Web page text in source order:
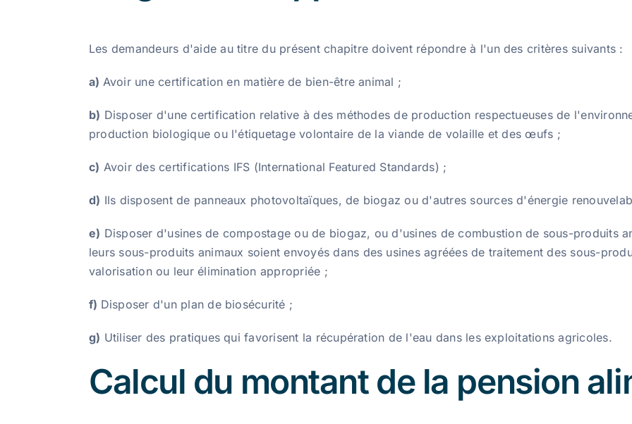
Les demandeurs d'aide au titre du présent chapitre doivent répondre à l'un des critères suivants :
a) Avoir une certification en matière de bien-être animal ;
b) Disposer d'une certification relative à des méthodes de production respectueuses de
production biologique ou l'étiquetage volontaire de la viande de volaille et des œufs ;
c) Avoir des certifications IFS (International Featured Standards) ;
d) Ils disposent de panneaux photovoltaïques, de biogaz ou d'autres sources d'énergie
e) Disposer d'usines de compostage ou de biogaz, ou d'usines de combustion de sous-produits
leurs sous-produits animaux soient envoyés dans des usines agréées de traitement des sous-
valorisation ou leur élimination appropriée ;
f) Disposer d'un plan de biosécurité ;
g) Utiliser des pratiques qui favorisent la récupération de l'eau dans les exploitations agricoles.
Calcul du montant de la pension